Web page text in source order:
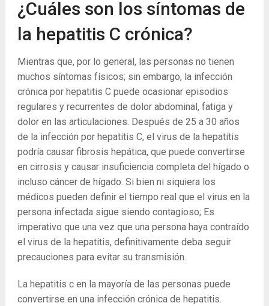
¿Cuáles son los síntomas de
la hepatitis C crónica?
Mientras que, por lo general, las personas no tienen
muchos síntomas físicos; sin embargo, la infección
crónica por hepatitis C puede ocasionar episodios
regulares y recurrentes de dolor abdominal, fatiga y
dolor en las articulaciones. Después de 25 a 30 años
de la infección por hepatitis C, el virus de la hepatitis
podría causar fibrosis hepática, que puede convertirse
en cirrosis y causar insuficiencia completa del hígado o
incluso cáncer de hígado. Si bien ni siquiera los
médicos pueden definir el tiempo real que el virus en la
persona infectada sigue siendo contagioso; Es
imperativo que una vez que una persona haya contraído
el virus de la hepatitis, definitivamente deba seguir
precauciones para evitar su transmisión.
La hepatitis c en la mayoría de las personas puede
convertirse en una infección crónica de hepatitis.